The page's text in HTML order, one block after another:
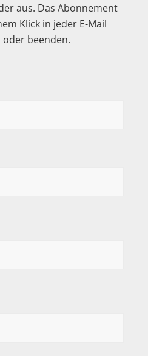
aus. Das Abonnement
Klick in jeder E-Mail
beenden.